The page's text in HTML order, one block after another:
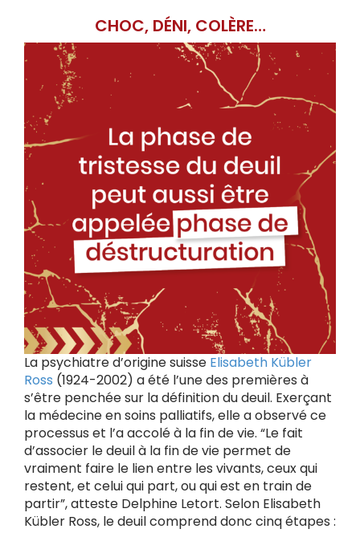
CHOC, DÉNI, COLÈRE…
La psychiatre d’origine suisse Elisabeth Kübler
Ross (1924-2002) a été l’une des premières à
s’être penchée sur la définition du deuil. Exerçant
la médecine en soins palliatifs, elle a observé ce
processus et l’a accolé à la fin de vie. “Le fait
d’associer le deuil à la fin de vie permet de
vraiment faire le lien entre les vivants, ceux qui
restent, et celui qui part, ou qui est en train de
partir”, atteste Delphine Letort. Selon Elisabeth
Kübler Ross, le deuil comprend donc cinq étapes :